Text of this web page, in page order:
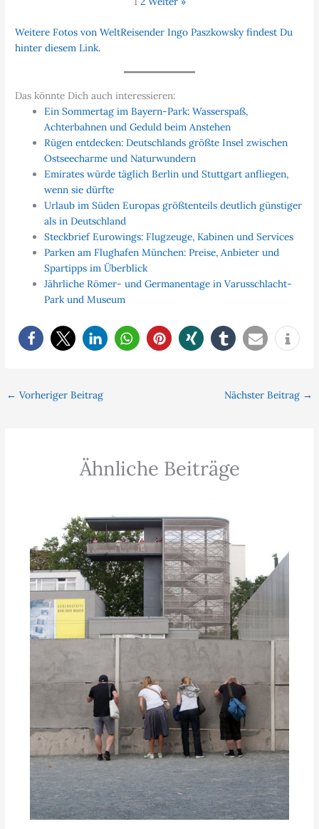
Weitere Fotos von WeltReisender Ingo Paszkowsky findest Du
hinter diesem Link.
Das könnte Dich auch interessieren:
Ein Sommertag im Bayern-Park: Wasserspaß,
Achterbahnen und Geduld beim Anstehen
Rügen entdecken: Deutschlands größte Insel zwischen
Ostseecharme und Naturwundern
Emirates würde täglich Berlin und Stuttgart anfliegen,
wenn sie dürfte
Urlaub im Süden Europas größtenteils deutlich günstiger
als in Deutschland
Steckbrief Eurowings: Flugzeuge, Kabinen und Services
Parken am Flughafen München: Preise, Anbieter und
Spartipps im Überblick
Jährliche Römer- und Germanentage in Varusschlacht-
Park und Museum
← Vorheriger Beitrag Nächster Beitrag →
Ähnliche Beiträge